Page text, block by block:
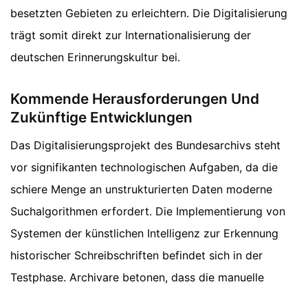
besetzten Gebieten zu erleichtern. Die Digitalisierung
trägt somit direkt zur Internationalisierung der
deutschen Erinnerungskultur bei.
Kommende Herausforderungen Und
Zukünftige Entwicklungen
Das Digitalisierungsprojekt des Bundesarchivs steht
vor signifikanten technologischen Aufgaben, da die
schiere Menge an unstrukturierten Daten moderne
Suchalgorithmen erfordert. Die Implementierung von
Systemen der künstlichen Intelligenz zur Erkennung
historischer Schreibschriften befindet sich in der
Testphase. Archivare betonen, dass die manuelle